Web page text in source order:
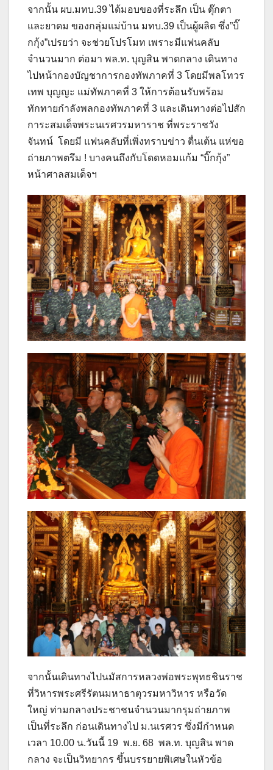
จากนั้น ผบ.มทบ.39 ได้มอบของที่ระลึก เป็น ตุ๊กตา
และยาดม ของกลุ่มแม่บ้าน มทบ.39 เป็นผู้ผลิต ซึ่ง”บิ๊
กกุ้ง”เปรยว่า จะช่วยโปรโมท เพราะมีแฟนคลับ
จำนวนมาก ต่อมา พล.ท. บุญสิน พาดกลาง เดินทาง
ไปหน้ากองบัญชาการกองทัพภาคที่ 3 โดยมีพลโทวร
เทพ บุญญะ แม่ทัพภาคที่ 3 ให้การต้อนรับพร้อม
ทักทายกำลังพลกองทัพภาคที่ 3 และเดินทางต่อไปสัก
การะสมเด็จพระนเรศวรมหาราช ที่พระราชวัง
จันทน์ โดยมี แฟนคลับที่เพิ่งทราบข่าว ตื่นเต้น แห่ขอ
ถ่ายภาพตรึม ! บางคนถึงกับโดดหอมแก้ม “บิ๊กกุ้ง”
หน้าศาลสมเด็จฯ
จากนั้นเดินทางไปนมัสการหลวงพ่อพระพุทธชินราช
ที่วิหารพระศรีรัตนมหาธาตุวรมหาวิหาร หรือวัด
ใหญ่ ท่ามกลางประชาชนจำนวนมากรุมถ่ายภาพ
เป็นที่ระลึก ก่อนเดินทางไป ม.นเรศวร ซึ่งมีกำหนด
เวลา 10.00 น.วันนี้ 19 พ.ย. 68 พล.ท. บุญสิน พาด
กลาง จะเป็นวิทยากร ขึ้นบรรยายพิเศษในหัวข้อ